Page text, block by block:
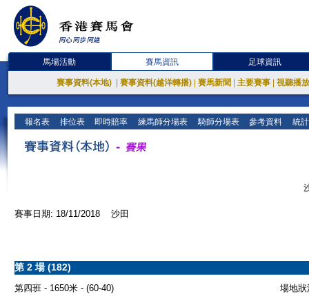
馬場活動 賽馬資訊 足球資訊
賽事資料(本地) 賽事資料(越洋轉播) 賽馬新聞 主要賽事 視聽播
報名表 排位表 即時賠率 練馬師分場表 騎師分場表 參考資料 統
賽事日期: 18/11/2018 沙田
第 2 場 (182)
第四班 - 1650米 - (60-40)
場地